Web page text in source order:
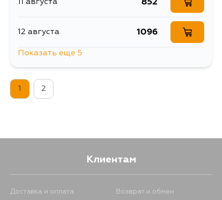
11 августа 852
12 августа 1096
13 августа
Показать еще 5
1 2
Клиентам
Доставка и оплата Возврат и обмен